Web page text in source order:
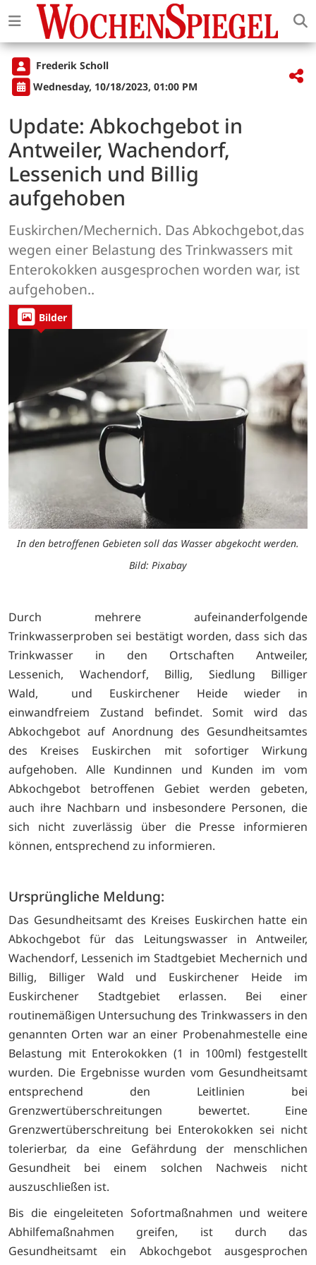
Frederik Scholl
Wednesday, 10/18/2023, 01:00 PM
Update: Abkochgebot in
Antweiler, Wachendorf,
Lessenich und Billig
aufgehoben
Euskirchen/Mechernich. Das Abkochgebot,das
wegen einer Belastung des Trinkwassers mit
Enterokokken ausgesprochen worden war, ist
aufgehoben..
Bilder
In den betroffenen Gebieten soll das Wasser abgekocht werden.
Bild: Pixabay
Durch mehrere aufeinanderfolgende
Trinkwasserproben sei bestätigt worden, dass sich das
Trinkwasser in den Ortschaften Antweiler,
Lessenich, Wachendorf, Billig, Siedlung Billiger
Wald, und Euskirchener Heide wieder in
einwandfreiem Zustand befindet. Somit wird das
Abkochgebot auf Anordnung des Gesundheitsamtes
des Kreises Euskirchen mit sofortiger Wirkung
aufgehoben. Alle Kundinnen und Kunden im vom
Abkochgebot betroffenen Gebiet werden gebeten,
auch ihre Nachbarn und insbesondere Personen, die
sich nicht zuverlässig über die Presse informieren
können, entsprechend zu informieren.
Ursprüngliche Meldung:
Das Gesundheitsamt des Kreises Euskirchen hatte ein
Abkochgebot für das Leitungswasser in Antweiler,
Wachendorf, Lessenich im Stadtgebiet Mechernich und
Billig, Billiger Wald und Euskirchener Heide im
Euskirchener Stadtgebiet erlassen. Bei einer
routinemäßigen Untersuchung des Trinkwassers in den
genannten Orten war an einer Probenahmestelle eine
Belastung mit Enterokokken (1 in 100ml) festgestellt
wurden. Die Ergebnisse wurden vom Gesundheitsamt
entsprechend den Leitlinien bei
Grenzwertüberschreitungen bewertet. Eine
Grenzwertüberschreitung bei Enterokokken sei nicht
tolerierbar, da eine Gefährdung der menschlichen
Gesundheit bei einem solchen Nachweis nicht
auszuschließen ist.
Bis die eingeleiteten Sofortmaßnahmen und weitere
Abhilfemaßnahmen greifen, ist durch das
Gesundheitsamt ein Abkochgebot ausgesprochen